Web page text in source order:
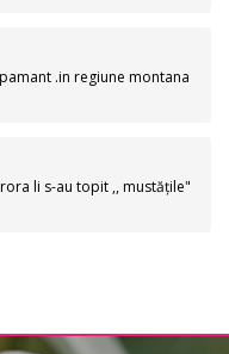
.in regiune montana
li s-au topit ,, mustățile"